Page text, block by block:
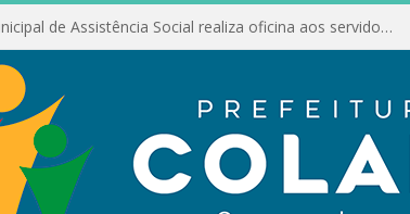
Conselho Municipal de Assistência Social realiza oficina aos servidores